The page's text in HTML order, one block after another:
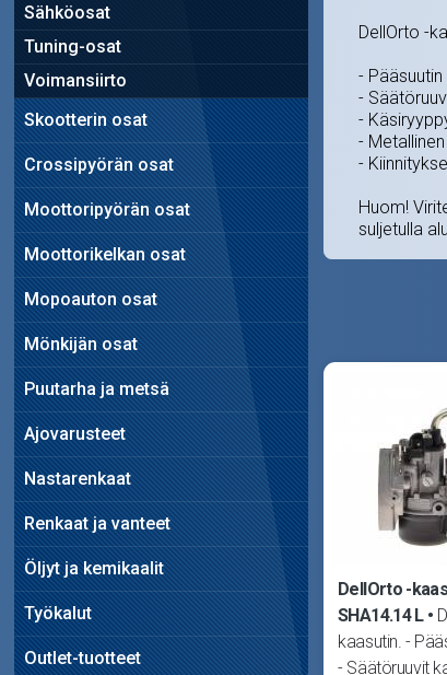
Sähköosat
Tuning-osat
Voimansiirto
Skootterin osat
Crossipyörän osat
Moottoripyörän osat
Moottorikelkan osat
Mopoauton osat
Mönkijän osat
Puutarha ja metsä
Ajovarusteet
Nastarenkaat
Renkaat ja vanteet
Öljyt ja kemikaalit
Työkalut
Outlet-tuotteet
DellOrto -
-
-
-
-
-
Huom!
suljetulla
DellOrto -
SHA14.14 L
kaasutin. -
- Säätöruuvit